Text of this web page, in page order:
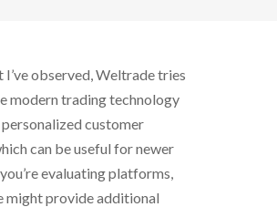
I’ve observed, Weltrade tries
modern trading technology
customer
can be useful for newer
evaluating platforms,
might provide additional